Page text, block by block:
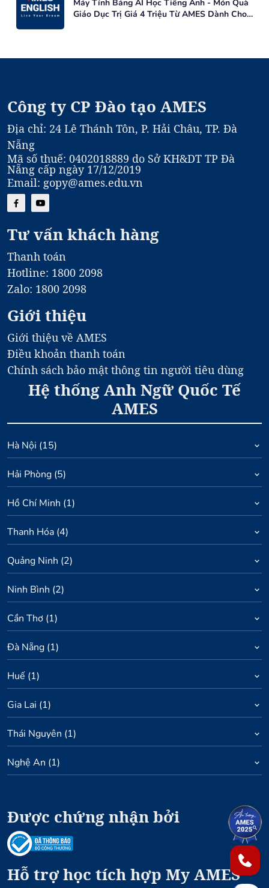
Máy Tính Bảng AI Học Tiếng Anh - Món Quà
Giáo Dục Trị Giá 4 Triệu Từ AMES Dành Cho
Công ty CP Đào tạo AMES
Địa chỉ: 24 Lê Thánh Tôn, P. Hải Châu, TP. Đà
Nẵng
Mã số thuế: 0402018889 do Sở KH&DT TP Đà
Nẵng cấp ngày 17/12/2019
Email: gopy@ames.edu.vn
Tư vấn khách hàng
Thanh toán
Hotline: 1800 2098
Zalo: 1800 2098
Giới thiệu
Giới thiệu về AMES
Điều khoản thanh toán
Chính sách bảo mật thông tin người tiêu dùng
Hệ thống Anh Ngữ Quốc Tế
AMES
Hà Nội (15)
Hải Phòng (5)
Hồ Chí Minh (1)
Thanh Hóa (4)
Quảng Ninh (2)
Ninh Bình (2)
Cần Thơ (1)
Đà Nẵng (1)
Huế (1)
Gia Lai (1)
Thái Nguyên (1)
Nghệ An (1)
Được chứng nhận bởi
Hỗ trợ học tích hợp My AMES